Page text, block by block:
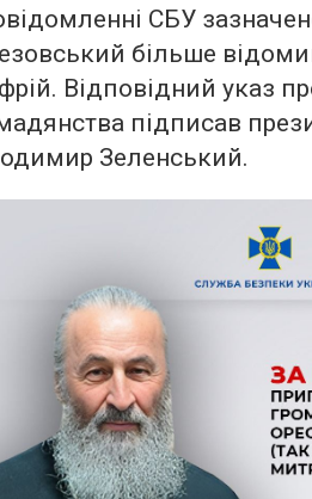
СБУ
більше
Відповідний указ
підписав
Зеленський.